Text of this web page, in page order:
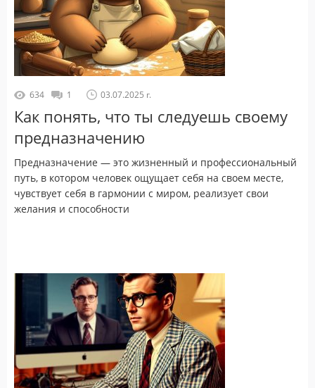
634 1 03.07.2025 г.
Как понять, что ты следуешь своему
предназначению
Предназначение — это жизненный и профессиональный
путь, в котором человек ощущает себя на своем месте,
чувствует себя в гармонии с миром, реализует свои
желания и способности